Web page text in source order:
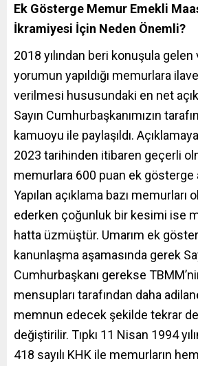
Ek Gösterge Memur Emekli
İkramiyesi İçin Neden Önemli?
2018 yılından beri konuşula
yorumun yapıldığı memurlara
verilmesi hususundaki en net
Sayın Cumhurbaşkanımızın
kamuoyu ile paylaşıldı.
2023 tarihinden itibaren geçerli
memurlara 600 puan ek gösterge
Yapılan açıklama bazı
ederken çoğunluk bir kesimi ise
hatta üzmüştür. Umarım ek
kanunlaşma aşamasında gerek
Cumhurbaşkanı gerekse
mensupları tarafından daha
memnun edecek şekilde tekrar
değiştirilir. Tıpkı 11 Nisan 1994
418 sayılı KHK ile memurların